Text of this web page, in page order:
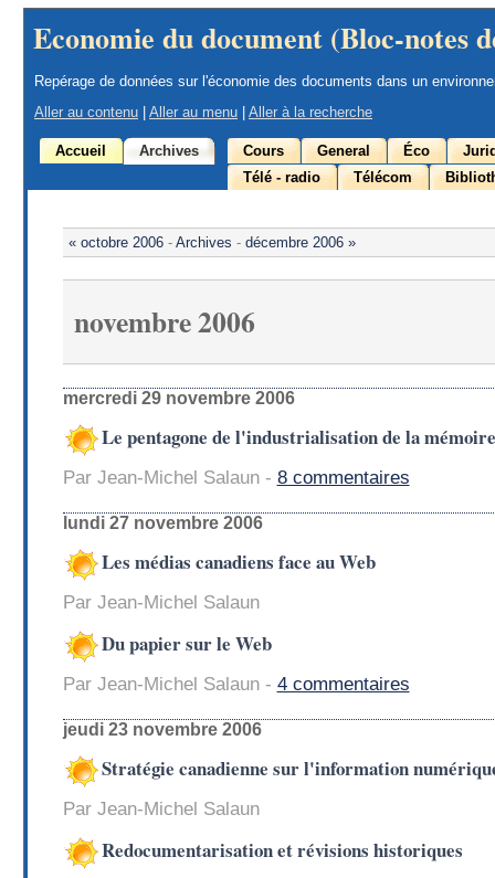
Economie du document (Bloc-notes
Repérage de données sur l'économie des documents dans un
Aller au contenu
Aller au menu Aller à la recherche
Accueil Archives Cours General Éco
Télé - radio
Télécom
« octobre 2006- Archives - décembre 2006 »
novembre 2006
mercredi 29 novembre 2006
Le pentagone de l'industrialisation de la mémoire
Par Jean-Michel Salaun - 8 commentaires
lundi 27 novembre 2006
Les médias canadiens face au Web
Par Jean-Michel Salaun
Du papier sur le Web
Par Jean-Michel Salaun - 4 commentaires
jeudi 23 novembre 2006
Stratégie canadienne sur l'information
Par Jean-Michel Salaun
Redocumentarisation et révisions historiques